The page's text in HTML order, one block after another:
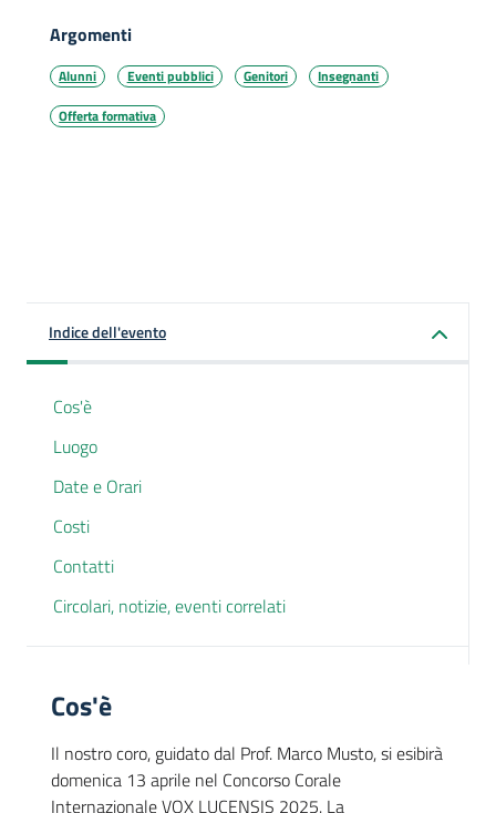
Argomenti
Alunni Eventi pubblici Genitori
Insegnanti
Offerta formativa
Indice dell'evento
Cos'è
Luogo
Date e Orari
Costi
Contatti
Circolari, notizie, eventi correlati
Cos'è
Il nostro coro, guidato dal Prof. Marco Musto, si esibirà
domenica 13 aprile nel Concorso Corale
Internazionale VOX LUCENSIS 2025. La